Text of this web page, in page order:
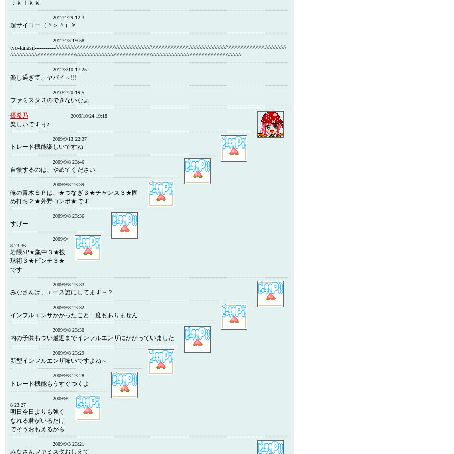
；ｋｌｋｋ
2012/4/29 12:3
超サイコー（＾＞＾）￥
2012/4/3 19:58
tyo-tanasii----------^^^^^^^^^^^^^^^^^^^^^^^^^^^^^^^^^^^^^^^^^^^^^^^^^^^^^^^^^^^^^^^^^^^^^^^^^^^^
^^^^^^^^^^^^^^^^^^^^^^^^^^^^^^^^^^^^^^^^^^^^^^^^^^^^^^^^^^^^^^^^^^^^^^^^^^^^
2012/3/10 17:25
楽し過ぎて、ヤバイ～‼!
2010/2/20 19:5
ファミスタ３のできないなぁ
優希乃 2009/10/24 19:18
楽しいですぅ♪
2009/9/13 22:37
トレード機能楽しいですね
2009/9/8 23:46
自慢するのは、やめてください
2009/9/8 23:39
俺の青木ＳＰは、★つなぎ３★チャンス３★固
め打ち２★外野コンボ★です
2009/9/8 23:36
すげー
2009/9/
8 23:36
岩隈SP★集中３★投
球術３★ピンチ３★
です
2009/9/8 23:33
みなさんは、エース誰にしてます～？
2009/9/8 23:32
インフルエンザかかったこと一度もありません
2009/9/8 23:30
内の子供もつい最近までインフルエンザにかかっていました
2009/9/8 23:29
新型インフルエンザ怖いですよね～
2009/9/8 23:28
トレード機能もうすぐつくよ
2009/9/
8 23:27
明日今日よりも強く
なれる君がいるだけ
でそうおもえるから
2009/9/3 23:21
みなさんファミスタおしえて